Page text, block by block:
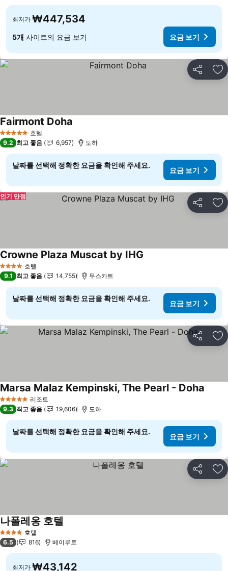
최저가 ₩447,534
5개 사이트의 요금 보기 요금 보기
공유 즐
5 성급 호텔
Fairmont Doha
9.2 최고 좋음 6,957 도하
날짜를 선택해 정확한 요금을 확인해 주세요.
요금 보기
공유 즐
인기 만점
4 성급 호텔
Crowne Plaza Muscat by IHG
9.1 최고 좋음 14,755 무스카트
날짜를 선택해 정확한 요금을 확인해 주세요.
요금 보기
공유 즐
5 성급 리조트
Marsa Malaz Kempinski, The Pearl - Doha
9.3 최고 좋음 19,606 도하
날짜를 선택해 정확한 요금을 확인해 주세요.
요금 보기
공유 즐
4 성급 호텔
나폴레옹 호텔
6.5 816 베이루트
최저가 ₩43,142